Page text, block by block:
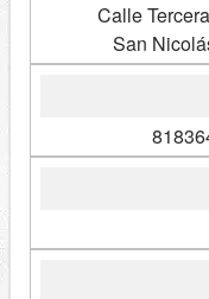
Calle
San